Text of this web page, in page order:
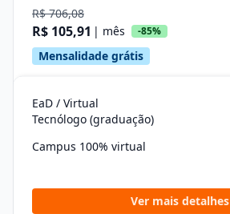
R$ 706,08
R$ 105,91 | mês -85%
Mensalidade grátis
EaD / Virtual
Tecnólogo (graduação)
Campus 100% virtual
Ver mais detalhes